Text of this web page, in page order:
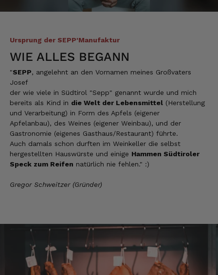
Ursprung der SEPP'Manufaktur
WIE ALLES BEGANN
"SEPP, angelehnt an den Vornamen meines Großvaters
Josef
der wie viele in Südtirol "Sepp" genannt wurde und mich
bereits als Kind in die Welt der Lebensmittel (Herstellung
und Verarbeitung) in Form des Apfels (eigener
Apfelanbau), des Weines (eigener Weinbau), und der
Gastronomie (eigenes Gasthaus/Restaurant) führte.
Auch damals schon durften im Weinkeller die selbst
hergestellten Hauswürste und einige Hammen Südtiroler
Speck zum Reifen natürlich nie fehlen." :)
Gregor Schweitzer (Gründer)
Verifizierter Kunde
Verifizierter Kunde
Lieferung funktioniert gut. Geschmack und
Qualität sehr gut. Ich habe schon vieles
probiert und auch wieder bestellt.
Norbert
Qualität hervorragend, leider ist der Versand
Manfred
Verifizierter Kunde
Eine super Qualität, klasse im Geschmack,